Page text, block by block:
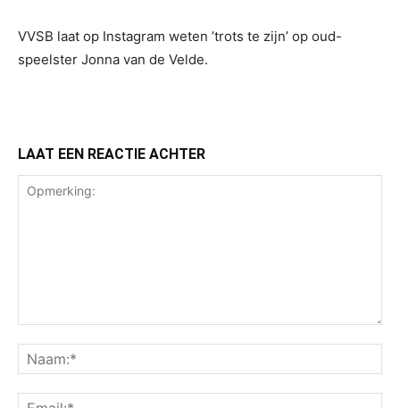
VVSB laat op Instagram weten ’trots te zijn’ op oud-
speelster Jonna van de Velde.
LAAT EEN REACTIE ACHTER